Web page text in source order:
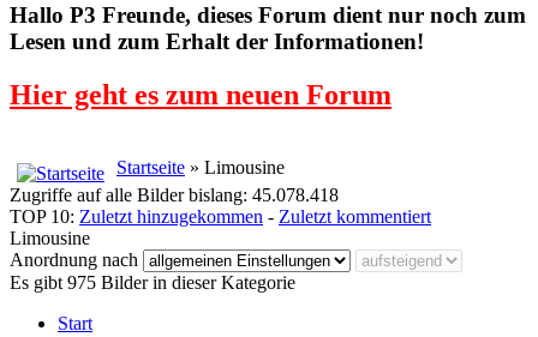
Hallo P3 Freunde, dieses Forum dient nur noch zum
Lesen und zum Erhalt der Informationen!
Hier geht es zum neuen Forum
Startseite » Limousine
Zugriffe auf alle Bilder bislang: 45.078.418
TOP 10: Zuletzt hinzugekommen - Zuletzt kommentiert
Limousine
Anordnung nach
Es gibt 975 Bilder in dieser Kategorie
Start